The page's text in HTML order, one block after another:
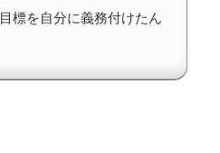
標を自分に義務付けたん